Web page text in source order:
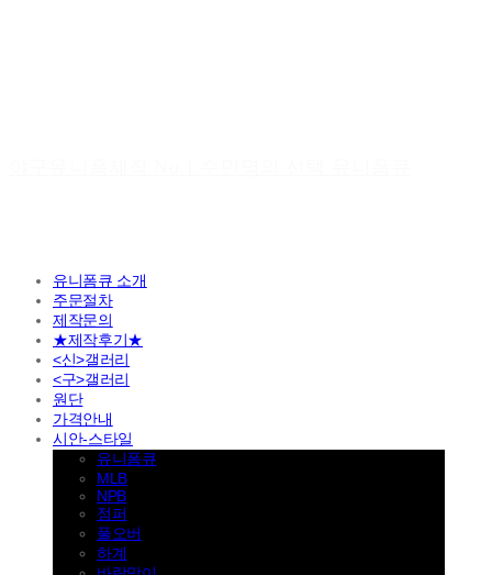
유니폼큐 소개
주문절차
제작문의
★제작후기★
<신>갤러리
<구>갤러리
원단
가격안내
시안-스타일
유니폼큐
MLB
NPB
점퍼
풀오버
하계